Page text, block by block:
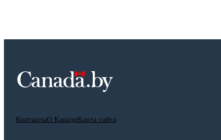
КонтактыО КанадеКарта сайта